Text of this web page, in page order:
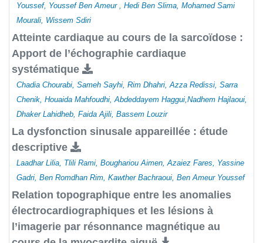
Youssef, Youssef Ben Ameur , Hedi Ben Slima, Mohamed Sami
Mourali, Wissem Sdiri
Atteinte cardiaque au cours de la sarcoïdose :
Apport de l’échographie cardiaque
systématique
Chadia Chourabi, Sameh Sayhi, Rim Dhahri, Azza Redissi, Sarra
Chenik, Houaida Mahfoudhi, Abdeddayem Haggui,Nadhem Hajlaoui,
Dhaker Lahidheb, Faida Ajili, Bassem Louzir
La dysfonction sinusale appareillée : étude
descriptive
Laadhar Lilia, Tlili Rami, Boughariou Aimen, Azaiez Fares, Yassine
Gadri, Ben Romdhan Rim, Kawther Bachraoui, Ben Ameur Youssef
Relation topographique entre les anomalies
électrocardiographiques et les lésions à
l’imagerie par résonnance magnétique au